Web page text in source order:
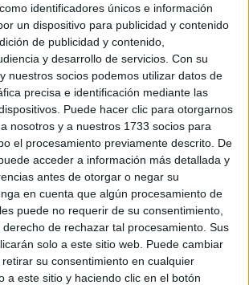
identificadores únicos e información
un dispositivo para publicidad y contenido
de publicidad y contenido,
y desarrollo de servicios. Con su
nuestros socios podemos utilizar datos de
precisa e identificación mediante las
Puede hacer clic para otorgarnos
nosotros y a nuestros 1733 socios para
el procesamiento previamente descrito. De
acceder a información más detallada y
antes de otorgar o negar su
en cuenta que algún procesamiento de
puede no requerir de su consentimiento,
de rechazar tal procesamiento. Sus
solo a este sitio web. Puede cambiar
su consentimiento en cualquier
a este sitio y haciendo clic en el botón
maxilo-facial, aunque de
hospitalizado en Ceuta.
en el cruce de la avenida Teniente
la avenida de Lisboa cuando, según
embistió a la moto. El conductor
fuga, siendo encontrado el vehículo a
Su localización fue posible porque
perdió la matrícula delantera a
que recogieron los agentes del suelo
suceso ocurrió pocos minutos después
de anoche cuando según testigos
según estimaban los agentes de la
de un coche ‘Volkswagen’ y del